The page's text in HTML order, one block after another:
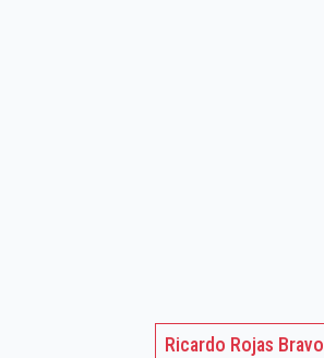
Ricardo Rojas Bravo